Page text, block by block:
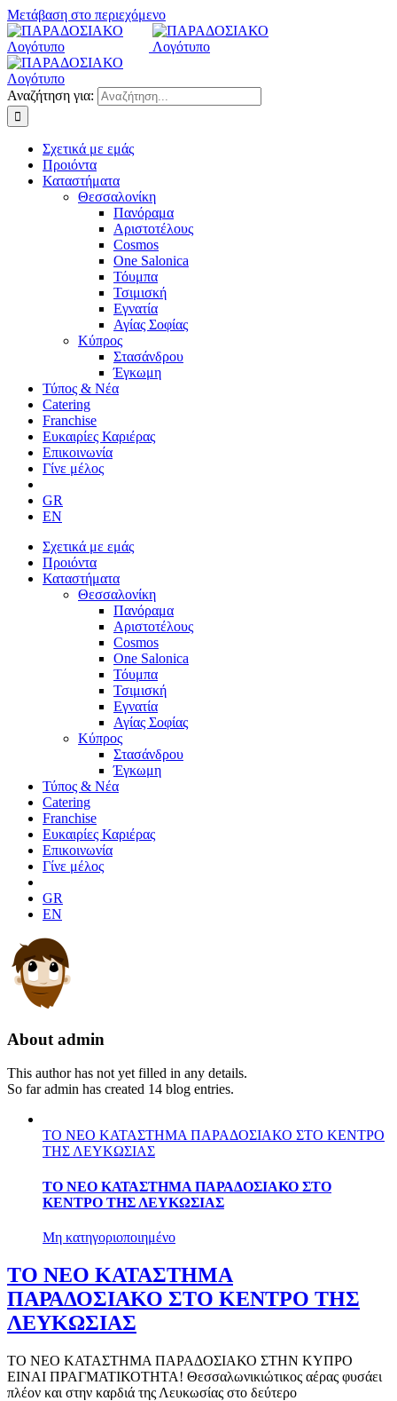
Μετάβαση στο περιεχόμενο
Αναζήτηση για:
Σχετικά με εμάς
Προιόντα
Καταστήματα
Θεσσαλονίκη
Πανόραμα
Αριστοτέλους
Cosmos
One Salonica
Τόυμπα
Τσιμισκή
Εγνατία
Αγίας Σοφίας
Κύπρος
Στασάνδρου
Έγκωμη
Τύπος & Νέα
Catering
Franchise
Ευκαιρίες Καριέρας
Επικοινωνία
Γίνε μέλος
Σχετικά με εμάς
Προιόντα
Καταστήματα
Θεσσαλονίκη
Πανόραμα
Αριστοτέλους
Cosmos
One Salonica
Τόυμπα
Τσιμισκή
Εγνατία
Αγίας Σοφίας
Κύπρος
Στασάνδρου
Έγκωμη
Τύπος & Νέα
Catering
Franchise
Ευκαιρίες Καριέρας
Επικοινωνία
Γίνε μέλος
About admin
This author has not yet filled in any details.
So far admin has created 14 blog entries.
ΤΟ ΝΕΟ ΚΑΤΑΣΤΗΜΑ ΠΑΡΑΔΟΣΙΑΚΟ ΣΤΟ ΚΕΝΤΡΟ
ΤΗΣ ΛΕΥΚΩΣΙΑΣ
ΤΟ ΝΕΟ ΚΑΤΑΣΤΗΜΑ ΠΑΡΑΔΟΣΙΑΚΟ ΣΤΟ
ΚΕΝΤΡΟ ΤΗΣ ΛΕΥΚΩΣΙΑΣ
Μη κατηγοριοποιημένο
ΤΟ ΝΕΟ ΚΑΤΑΣΤΗΜΑ
ΠΑΡΑΔΟΣΙΑΚΟ ΣΤΟ ΚΕΝΤΡΟ ΤΗΣ
ΛΕΥΚΩΣΙΑΣ
ΤΟ ΝΕΟ ΚΑΤΑΣΤΗΜΑ ΠΑΡΑΔΟΣΙΑΚΟ ΣΤΗΝ ΚΥΠΡΟ
EINAI ΠΡΑΓΜΑΤΙΚΟΤΗΤΑ! Θεσσαλωνικιώτικος αέρας φυσάει
πλέον και στην καρδιά της Λευκωσίας στο δεύτερο